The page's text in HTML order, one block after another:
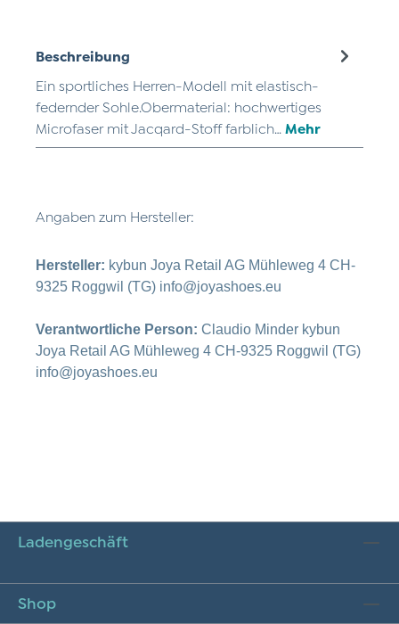
Beschreibung
Ein sportliches Herren-Modell mit elastisch-
federnder Sohle.Obermaterial: hochwertiges
Microfaser mit Jacqard-Stoff farblich… Mehr
Angaben zum Hersteller:
Hersteller: kybun Joya Retail AG Mühleweg 4 CH-
9325 Roggwil (TG) info@joyashoes.eu
Verantwortliche Person: Claudio Minder kybun
Joya Retail AG Mühleweg 4 CH-9325 Roggwil (TG)
info@joyashoes.eu
Ladengeschäft
Shop